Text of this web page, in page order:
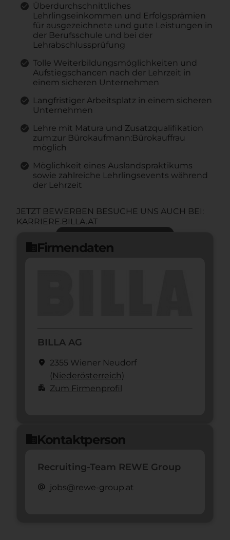
Überdurchschnittliches
Lehrlingseinkommen und Erfolgsprämien
für ausgezeichnete und gute Leistungen in
der Berufsschule und bei der
Lehrabschlussprüfung
Tolle Weiterbildungsmöglichkeiten und
Aufstiegschancen nach der Lehrzeit in
einem sicheren Unternehmen
Langfristiger Arbeitsplatz in einem sicheren
Unternehmen
Lehre mit Matura und Zusatzqualifikation
zum:zur Bürokaufmann:Bürokauffrau
möglich
Möglichkeit eines Auslandspraktikums
sowie zahlreiche Lehrlingsevents während
der Lehrzeit
JETZT BEWERBEN BESUCHE UNS AUCH BEI:
KARRIERE.BILLA.AT
domainFirmendaten
BILLA AG
location_on 2355 Wiener Neudorf
(Nieder­österreich)
apartment Zum Firmenprofil
domainKontaktperson
Recruiting-Team REWE Group
alternate_email jobs@rewe-group.at